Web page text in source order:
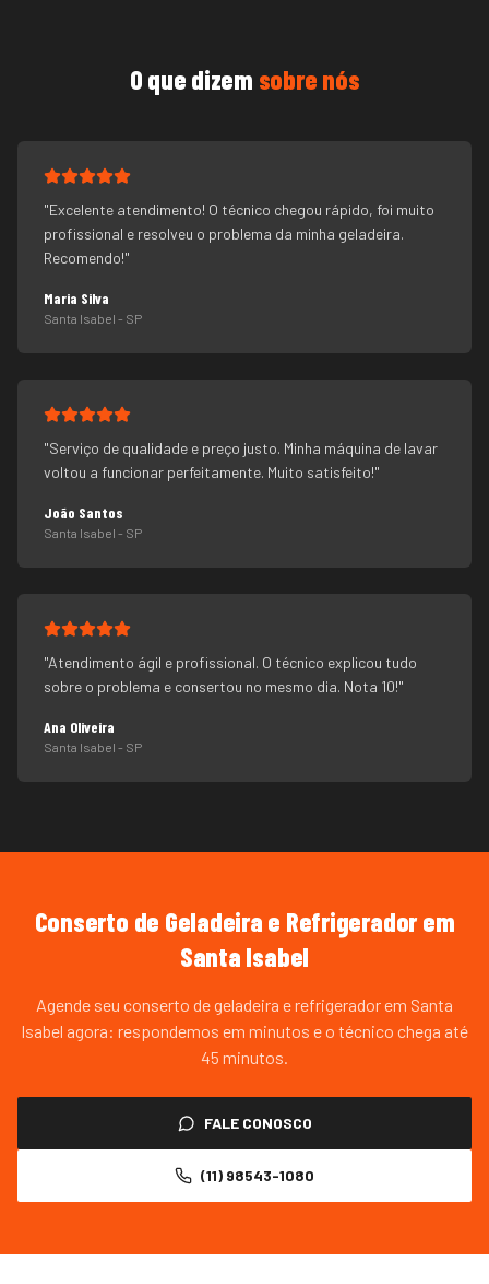
O que dizem sobre nós
"Excelente atendimento! O técnico chegou rápido, foi muito
profissional e resolveu o problema da minha geladeira.
Recomendo!"
Maria Silva
Santa Isabel - SP
"Serviço de qualidade e preço justo. Minha máquina de lavar
voltou a funcionar perfeitamente. Muito satisfeito!"
João Santos
Santa Isabel - SP
"Atendimento ágil e profissional. O técnico explicou tudo
sobre o problema e consertou no mesmo dia. Nota 10!"
Ana Oliveira
Santa Isabel - SP
Conserto de Geladeira e Refrigeradorem
Santa Isabel
Agende seu conserto de geladeira e refrigerador em Santa
Isabel agora: respondemos em minutos e o técnico chega até
45 minutos.
FALE CONOSCO
(11) 98543-1080